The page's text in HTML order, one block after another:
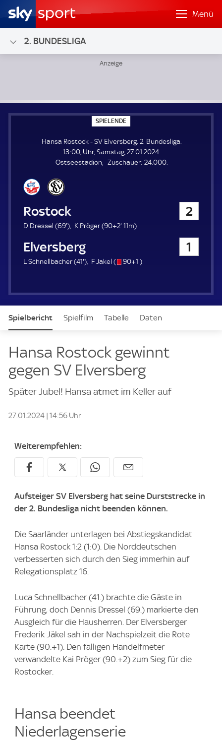
Menü
2. BUNDESLIGA
SPIELENDE
P
E
L
E
N
Hansa Rostock - SV Elversberg. 2. Bundesliga.
13:00, Uhr, Samstag, 27.01.2024.
Ostseestadion
Zuschauer: Z
24.000.
Hansa Rostock 2
D Dressel (69'6
.
i
t
e
) K Pröger (90+2' 9
t
e
11m)
SV Elversberg 1
L Schnellbacher (41'4
u
) F Jakel (
s90+1'9
u
)
Spielbericht Spielfilm Tabelle Daten
Hansa Rostock gewinnt
gegen SV Elversberg
Später Jubel! Hansa atmet im Keller auf
27.01.2024 | 14:56 Uhr
Weiterempfehlen:
Aufsteiger SV Elversberg hat seine Durststrecke in
der 2. Bundesliga nicht beenden können.
Die Saarländer unterlagen bei Abstiegskandidat
Hansa Rostock 1:2 (1:0). Die Norddeutschen
verbesserten sich durch den Sieg immerhin auf
Relegationsplatz 16.
Luca Schnellbacher (41.) brachte die Gäste in
Führung, doch Dennis Dressel (69.) markierte den
Ausgleich für die Hausherren. Der Elversberger
Frederik Jäkel sah in der Nachspielzeit die Rote
Karte (90.+1). Den fälligen Handelfmeter
verwandelte Kai Pröger (90.+2) zum Sieg für die
Rostocker.
Hansa beendet
Niederlagenserie